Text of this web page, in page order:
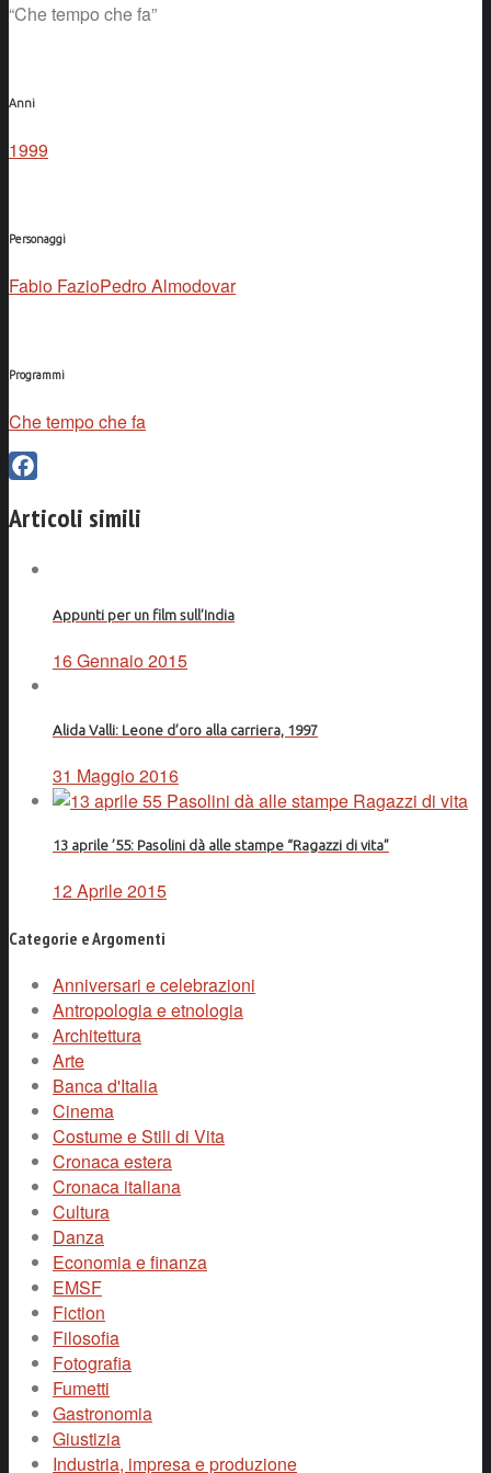
“Che tempo che fa”
Anni
1999
Personaggi
Fabio FazioPedro Almodovar
Programmi
Che tempo che fa
Articoli simili
Appunti per un film sull’India
16 Gennaio 2015
Alida Valli: Leone d’oro alla carriera, 1997
31 Maggio 2016
13 aprile ’55: Pasolini dà alle stampe “Ragazzi di vita”
12 Aprile 2015
Categorie e Argomenti
Anniversari e celebrazioni
Antropologia e etnologia
Architettura
Arte
Banca d'Italia
Cinema
Costume e Stili di Vita
Cronaca estera
Cronaca italiana
Cultura
Danza
Economia e finanza
EMSF
Fiction
Filosofia
Fotografia
Fumetti
Gastronomia
Giustizia
Industria, impresa e produzione